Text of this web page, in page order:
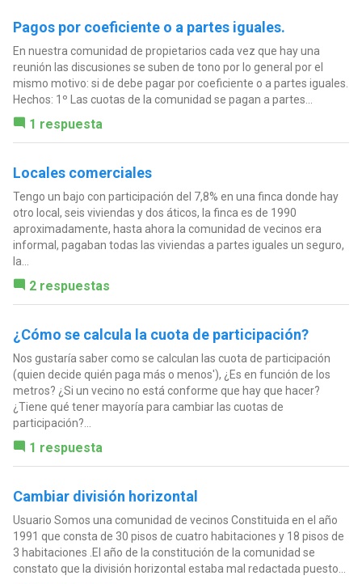
Pagos por coeficiente o a partes iguales.
En nuestra comunidad de propietarios cada vez que hay una
reunión las discusiones se suben de tono por lo general por el
mismo motivo: si de debe pagar por coeficiente o a partes iguales.
Hechos: 1º Las cuotas de la comunidad se pagan a partes...
1 respuesta
Locales comerciales
Tengo un bajo con participación del 7,8% en una finca donde hay
otro local, seis viviendas y dos áticos, la finca es de 1990
aproximadamente, hasta ahora la comunidad de vecinos era
informal, pagaban todas las viviendas a partes iguales un seguro,
la...
2 respuestas
¿Cómo se calcula la cuota de participación?
Nos gustaría saber como se calculan las cuota de participación
(quien decide quién paga más o menos'), ¿Es en función de los
metros? ¿Si un vecino no está conforme que hay que hacer?
¿Tiene qué tener mayoría para cambiar las cuotas de
participación?...
1 respuesta
Cambiar división horizontal
Usuario Somos una comunidad de vecinos Constituida en el año
1991 que consta de 30 pisos de cuatro habitaciones y 18 pisos de
3 habitaciones .El año de la constitución de la comunidad se
constato que la división horizontal estaba mal redactada puesto...